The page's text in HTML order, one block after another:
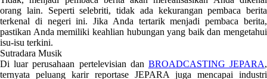
orang lain. Seperti selebriti, tidak ada kekurangan pembaca berita
terkenal di negeri ini. Jika Anda tertarik menjadi pembaca berita,
pastikan Anda memiliki keahlian hubungan yang baik dan mengetahui
isu-isu terkini.
Sutradara Musik
Di luar perusahaan pertelevisian dan BROADCASTING JEPARA,
ternyata peluang karir reportase JEPARA juga mencapai industri